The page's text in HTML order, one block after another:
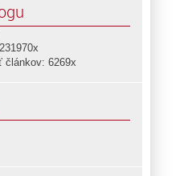
článkov: 6269x